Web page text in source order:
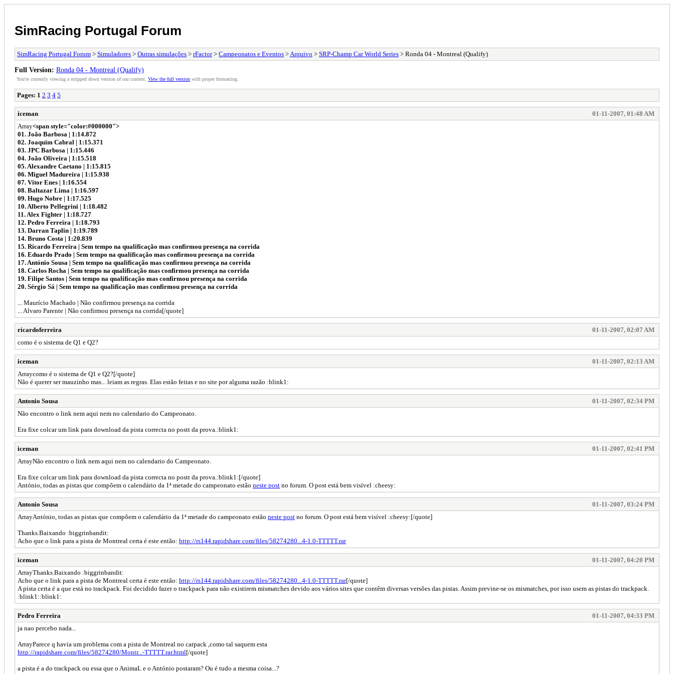
SimRacing Portugal Forum
SimRacing Portugal Forum > Simuladores > Outras simulações > rFactor> Campeonatos e Eventos > Arquivo > SRP-Champ Car World Series > Ronda 04 - Montreal (Qualify)
Full Version: Ronda 04 - Montreal (Qualify)
You're currently viewing a stripped down version of our content. View the full version with proper formatting.
Pages: 1 2 3 4 5
iceman
01-11-2007, 01:48 AM
Array<span style="color:#000000">
01. João Barbosa | 1:14.872
02. Joaquim Cabral | 1:15.371
03. JPC Barbosa | 1:15.446
04. João Oliveira | 1:15.518
05. Alexandre Caetano | 1:15.815
06. Miguel Madureira | 1:15.938
07. Vitor Enes | 1:16.554
08. Baltazar Lima | 1:16.597
09. Hugo Nobre | 1:17.525
10. Alberto Pellegrini | 1:18.482
11. Alex Fighter | 1:18.727
12. Pedro Ferreira | 1:18.793
13. Darran Taplin | 1:19.789
14. Bruno Costa | 1:20.839
15. Ricardo Ferreira | Sem tempo na qualificação mas confirmou presença na corrida
16. Eduardo Prado | Sem tempo na qualificação mas confirmou presença na corrida
17. António Sousa | Sem tempo na qualificação mas confirmou presença na corrida
18. Carlos Rocha | Sem tempo na qualificação mas confirmou presença na corrida
19. Filipe Santos | Sem tempo na qualificação mas confirmou presença na corrida
20. Sérgio Sá | Sem tempo na qualificação mas confirmou presença na corrida
... Maurício Machado | Não confirmou presença na corrida
... Alvaro Parente | Não confirmou presença na corrida[/quote]
ricardoferreira
01-11-2007, 02:07 AM
como é o sistema de Q1 e Q2?
iceman
01-11-2007, 02:13 AM
Arraycomo é o sistema de Q1 e Q2?[/quote]
Não é querer ser mauzinho mas... leiam as regras. Elas estão feitas e no site por alguma razão :blink1:
Antonio Sousa
01-11-2007, 02:34 PM
Não encontro o link nem aqui nem no calendario do Campeonato.
Era fixe colcar um link para download da pista correcta no postt da prova.:blink1:
iceman
01-11-2007, 02:41 PM
ArrayNão encontro o link nem aqui nem no calendario do Campeonato.
Era fixe colcar um link para download da pista correcta no postt da prova.:blink1:[/quote]
António, todas as pistas que compõem o calendário da 1ª metade do campeonato estão neste post no forum. O post está bem visível :cheesy:
Antonio Sousa
01-11-2007, 03:24 PM
ArrayAntónio, todas as pistas que compõem o calendário da 1ª metade do campeonato estão neste post no forum. O post está bem visível :cheesy:[/quote]
Thanks.Baixando :biggrinbandit:
Acho que o link para a pista de Montreal certa é este então: http://rs144.rapidshare.com/files/58274280...4-1.0-TTTTT.rar
iceman
01-11-2007, 04:20 PM
ArrayThanks.Baixando :biggrinbandit:
Acho que o link para a pista de Montreal certa é este então: http://rs144.rapidshare.com/files/58274280...4-1.0-TTTTT.rar[/quote]
A pista certa é a que está no trackpack. Foi decidido fazer o trackpack para não existirem mismatches devido aos vários sites que contêm diversas versões das pistas. Assim previne-se os mismatches, por isso usem as pistas do trackpack.
:blink1::blink1:
Pedro Ferreira
01-11-2007, 04:33 PM
ja nao percebo nada...
ArrayParece q havia um problema com a pista de Montreal no carpack ,como tal saquem esta
http://rapidshare.com/files/58274280/Montr...-TTTTT.rar.html[/quote]
a pista é a do trackpack ou essa que o AnimaL e o António postaram? Ou é tudo a mesma coisa...?